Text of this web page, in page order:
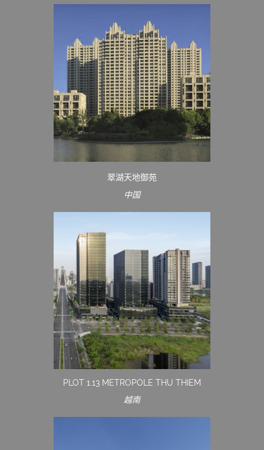
翠湖天地御苑
中国
PLOT 1.13 METROPOLE THU THIEM
越南